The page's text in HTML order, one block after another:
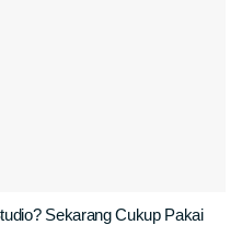
Sekarang Cukup Pakai